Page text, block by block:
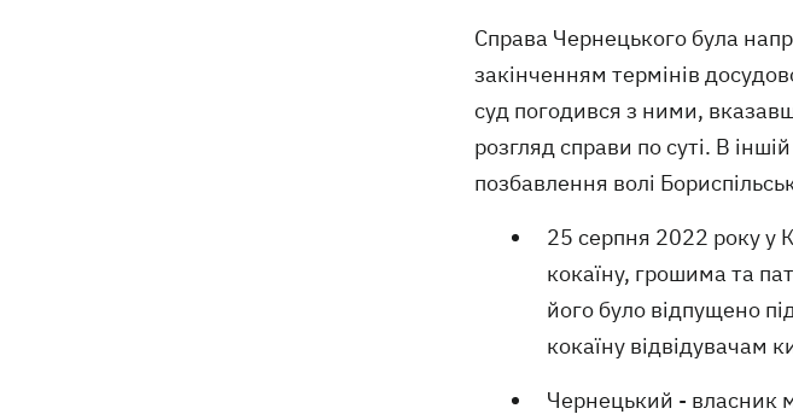
Справа Чернецького була
закінченням термінів
суд погодився з ними,
розгляд справи по суті. В
позбавлення волі
25 серпня 2022 року у
кокаїну, грошима та
його було відпущено
кокаїну відвідувачам
Чернецький - власник